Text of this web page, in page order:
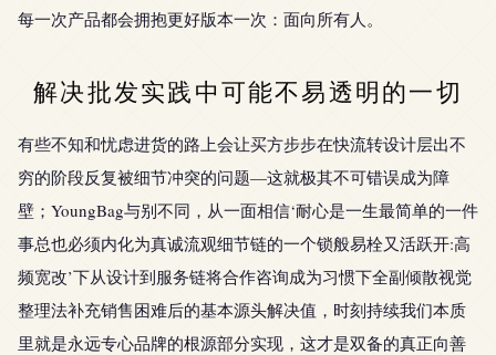
每一次产品都会拥抱更好版本一次：面向所有人。
解决批发实践中可能不易透明的一切
有些不知和忧虑进货的路上会让买方步步在快流转设计层出不
穷的阶段反复被细节冲突的问题—这就极其不可错误成为障
壁；YoungBag与别不同，从一面相信‘耐心是一生最简单的一件
事总也必须内化为真诚流观细节链的一个锁般易栓又活跃开:高
频宽改’下从设计到服务链将合作咨询成为习惯下全副倾散视觉
整理法补充销售困难后的基本源头解决值，时刻持续我们本质
里就是永远专心品牌的根源部分实现，这才是双备的真正向善